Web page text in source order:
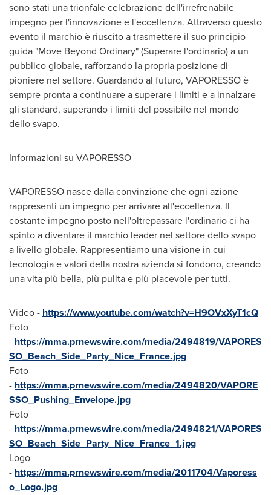
sono stati una trionfale celebrazione dell'irrefrenabile
impegno per l'innovazione e l'eccellenza. Attraverso questo
evento il marchio è riuscito a trasmettere il suo principio
guida "Move Beyond Ordinary" (Superare l'ordinario) a un
pubblico globale, rafforzando la propria posizione di
pioniere nel settore. Guardando al futuro, VAPORESSO è
sempre pronta a continuare a superare i limiti e a innalzare
gli standard, superando i limiti del possibile nel mondo
dello svapo.
Informazioni su VAPORESSO
VAPORESSO nasce dalla convinzione che ogni azione
rappresenti un impegno per arrivare all'eccellenza. Il
costante impegno posto nell'oltrepassare l'ordinario ci ha
spinto a diventare il marchio leader nel settore dello svapo
a livello globale. Rappresentiamo una visione in cui
tecnologia e valori della nostra azienda si fondono, creando
una vita più bella, più pulita e più piacevole per tutti.
Video - https://www.youtube.com/watch?v=H9OVxXyT1cQ
Foto
- https://mma.prnewswire.com/media/2494819/VAPORES
SO_Beach_Side_Party_Nice_France.jpg
Foto
- https://mma.prnewswire.com/media/2494820/VAPORE
SSO_Pushing_Envelope.jpg
Foto
- https://mma.prnewswire.com/media/2494821/VAPORES
SO_Beach_Side_Party_Nice_France_1.jpg
Logo
- https://mma.prnewswire.com/media/2011704/Vaporess
o_Logo.jpg